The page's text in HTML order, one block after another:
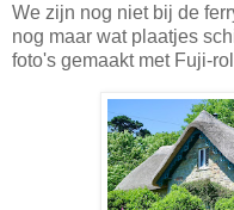
We zijn nog niet bij de
nog maar wat plaatjes
foto's gemaakt met Fuji-